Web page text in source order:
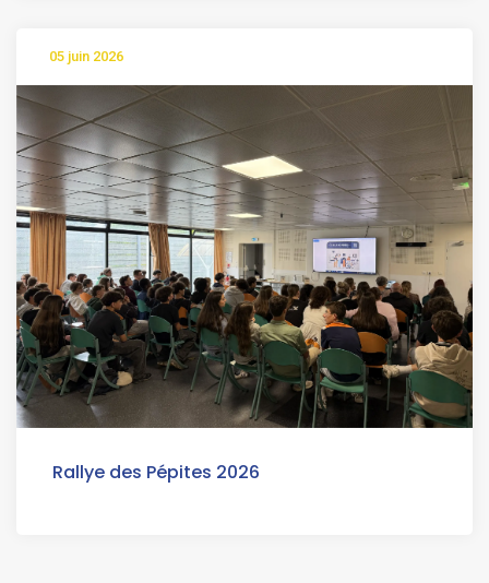
05 juin 2026
Rallye des Pépites 2026